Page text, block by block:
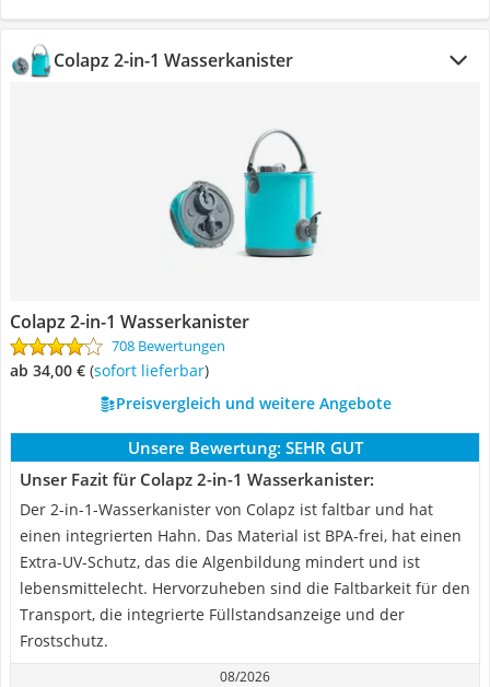
Colapz 2-in-1 Wasserkanister
Colapz 2-in-1 Wasserkanister
708 Bewertungen
ab 34,00 € ( Sofort lieferbar)
Preisvergleich und weitere Angebote
Unsere Bewertung: SEHR GUT
Unser Fazit für Colapz 2-in-1 Wasserkanister:
Der 2-in-1-Wasserkanister von Colapz ist faltbar und hat
einen integrierten Hahn. Das Material ist BPA-frei, hat einen
Extra-UV-Schutz, das die Algenbildung mindert und ist
lebensmittelecht. Hervorzuheben sind die Faltbarkeit für den
Transport, die integrierte Füllstandsanzeige und der
Frostschutz.
08/2026